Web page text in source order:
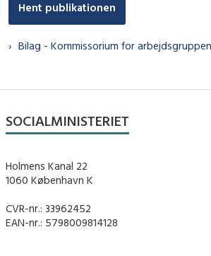
Hent publikationen
Bilag - Kommissorium for arbejdsgruppen
SOCIALMINISTERIET
Holmens Kanal 22
1060 København K
CVR-nr.: 33962452
EAN-nr.: 5798009814128